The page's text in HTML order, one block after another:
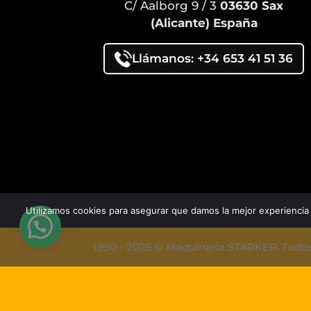
C/ Aalborg 9 / 303630 Sax
(Alicante) España
Llámanos: +34 653 41 51 36
1990 - 2026 © Maquinaria STARKER.
Utilizamos cookies para asegurar que damos la mejor